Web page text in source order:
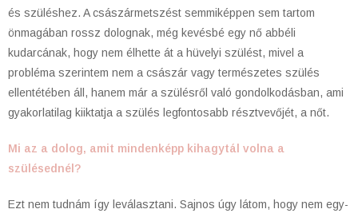
és szüléshez. A császármetszést semmiképpen sem tartom
önmagában rossz dolognak, még kevésbé egy nő abbéli
kudarcának, hogy nem élhette át a hüvelyi szülést, mivel a
probléma szerintem nem a császár vagy természetes szülés
ellentétében áll, hanem már a szülésről való gondolkodásban, ami
gyakorlatilag kiiktatja a szülés legfontosabb résztvevőjét, a nőt.
Mi az a dolog, amit mindenképp kihagytál volna a
szülésednél?
Ezt nem tudnám így leválasztani. Sajnos úgy látom, hogy nem egy-